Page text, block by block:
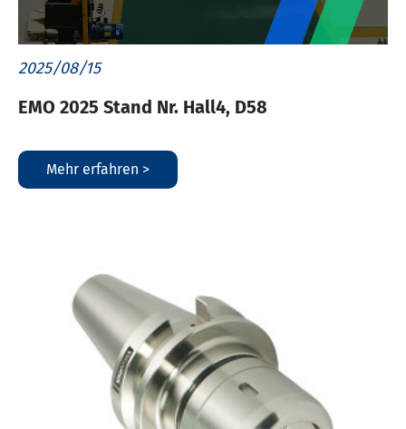
2025/08/15
EMO 2025 Stand Nr. Hall4, D58
Mehr erfahren >